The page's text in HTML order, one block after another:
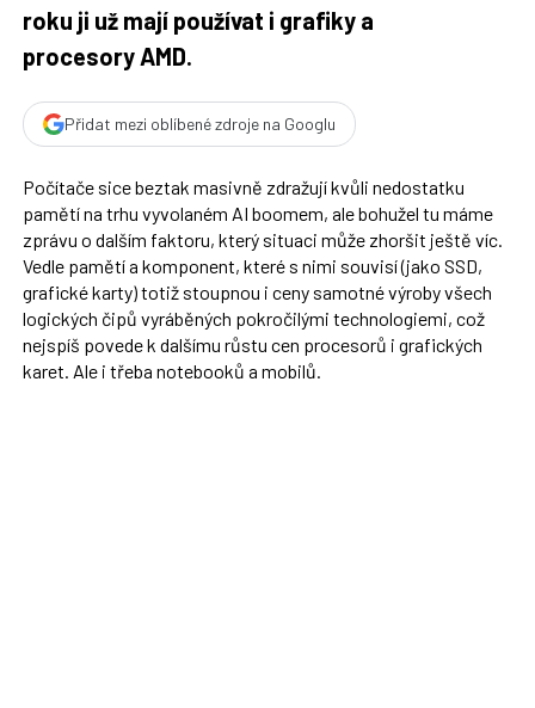
roku ji už mají používat i grafiky a
procesory AMD.
Přidat mezi oblíbené zdroje na Googlu
Počítače sice beztak masivně zdražují kvůli nedostatku
pamětí na trhu vyvolaném AI boomem, ale bohužel tu máme
zprávu o dalším faktoru, který situaci může zhoršit ještě víc.
Vedle pamětí a komponent, které s nimi souvisí (jako SSD,
grafické karty) totiž stoupnou i ceny samotné výroby všech
logických čipů vyráběných pokročilými technologiemi, což
nejspíš povede k dalšímu růstu cen procesorů i grafických
karet. Ale i třeba notebooků a mobilů.